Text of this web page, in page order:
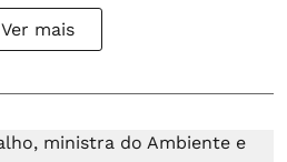
Ver mais